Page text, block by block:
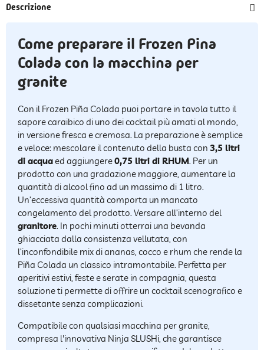
Descrizione
Come preparare il Frozen Pina
Colada con la macchina per
granite
Con il Frozen Piña Colada puoi portare in tavola tutto il
sapore caraibico di uno dei cocktail più amati al mondo,
in versione fresca e cremosa. La preparazione è semplice
e veloce: mescolare il contenuto della busta con 3,5 litri
di acquaed aggiungere0,75 litri di RHUM. Per un
prodotto con una gradazione maggiore, aumentare la
quantità di alcool fino ad un massimo di 1 litro.
Un’eccessiva quantità comporta un mancato
congelamento del prodotto. Versare all’interno del
granitore. In pochi minuti otterrai una bevanda
ghiacciata dalla consistenza vellutata, con
l’inconfondibile mix di ananas, cocco e rhum che rende la
Piña Colada un classico intramontabile. Perfetta per
aperitivi estivi, feste e serate in compagnia, questa
soluzione ti permette di offrire un cocktail scenografico e
dissetante senza complicazioni.
Compatibile con qualsiasi macchina per granite,
compresa l'innovativa Ninja SLUSHi, che garantisce